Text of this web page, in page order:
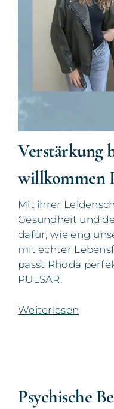
Verstärkung
willkommen
Mit ihrer
Gesundheit und
dafür, wie eng
mit echter
passt Rhoda
PULSAR.
Weiterlesen
Psychische